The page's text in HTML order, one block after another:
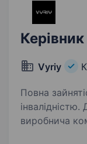
Керівник
Vyriy
Повна
інвалідністю.
виробнича